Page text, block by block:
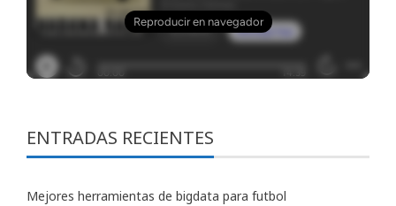
ENTRADAS RECIENTES
Mejores herramientas de bigdata para futbol